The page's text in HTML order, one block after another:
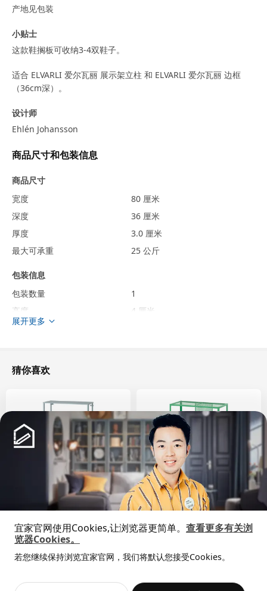
产地见包装
小贴士
这款鞋搁板可收纳3-4双鞋子。
适合 ELVARLI 爱尔瓦丽 展示架立柱 和 ELVARLI 爱尔瓦丽 边框
（36cm深）。
设计师
Ehlén Johansson
商品尺寸和包装信息
商品尺寸
宽度
80 厘米
深度
36 厘米
厚度
3.0 厘米
最大可承重
25 公斤
包装信息
包装数量
1
高度
4 厘米
长度
保养说明和环境和材料
保养说明
用布块沾中性清洁剂充分擦洗
用干净布块擦干
环境和材料
钢, 环氧/聚酯粉末涂层
组装说明和文件
货号 组装手册
展开更多
猜你喜欢
柜子, 83x36x128 厘米
599 00
¥ 599.00
新品
限定款
搁架单元, 60x30x80 厘米
99
¥ 99.99
抱歉，该商品在所选地区暂时缺货。价格透明，设计专业，现货供应
宜家官网使用Cookies,让浏览器更简单。 查看更多有关浏
览器Cookies。
若您继续保持浏览宜家官网，我们将默认您接受Cookies。